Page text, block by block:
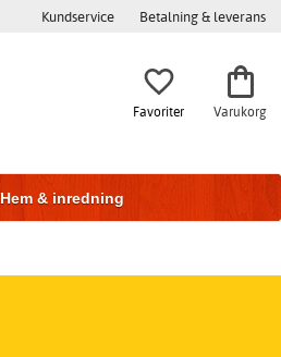
Kundservice Betalning & leverans
Favoriter Varukorg
Hem & inredning